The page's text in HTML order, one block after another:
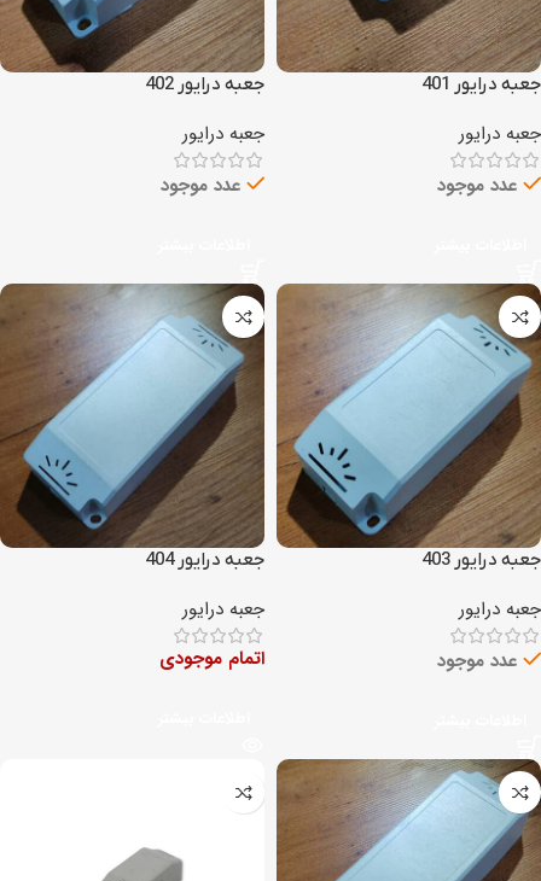
جعبه درایور 401
جعبه درایور
عدد موجود
جعبه درایور 402
جعبه درایور
عدد موجود
جعبه درایور 403
جعبه درایور
عدد موجود
جعبه درایور 404
جعبه درایور
اتمام موجودی